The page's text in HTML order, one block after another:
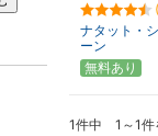
ナタット・
ーン
無料あり
1件中 1～1件